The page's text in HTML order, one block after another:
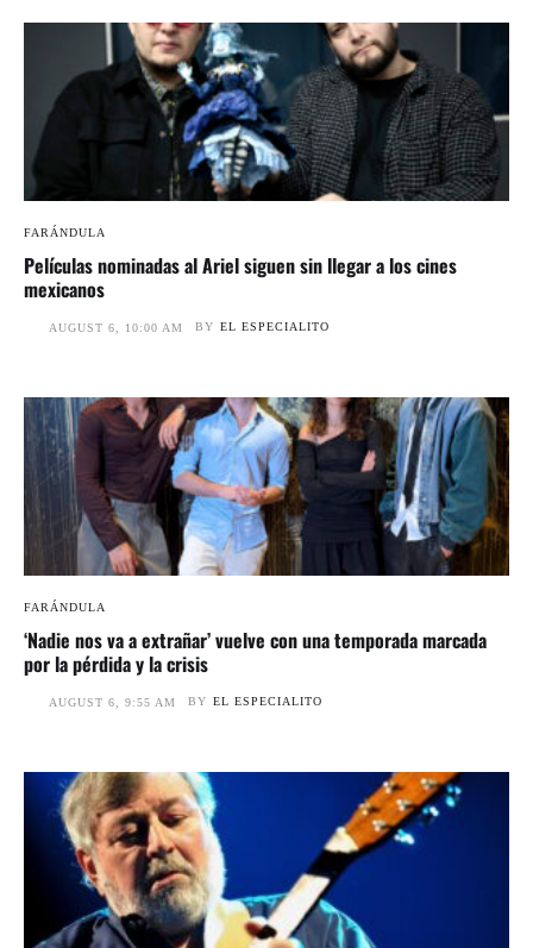
FARÁNDULA
Películas nominadas al Ariel siguen sin llegar a los cines
mexicanos
AUGUST 6, 10:00 AM BY EL ESPECIALITO
FARÁNDULA
‘Nadie nos va a extrañar’ vuelve con una temporada marcada
por la pérdida y la crisis
AUGUST 6, 9:55 AM BY EL ESPECIALITO